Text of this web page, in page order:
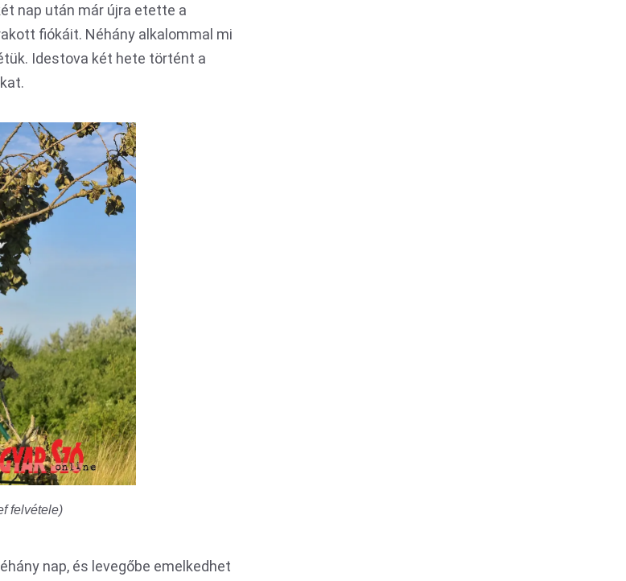
nap után már újra etette a
fiókáit. Néhány alkalommal mi
Idestova két hete történt a
felvétele)
nap, és levegőbe emelkedhet